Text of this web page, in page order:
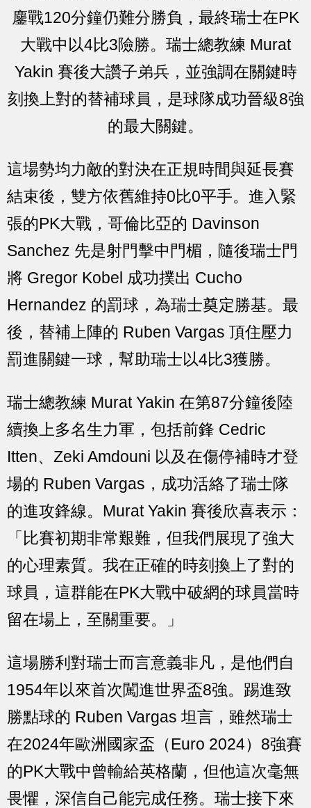
鏖戰120分鐘仍難分勝負，最終瑞士在PK
大戰中以4比3險勝。瑞士總教練 Murat
Yakin 賽後大讚子弟兵，並強調在關鍵時
刻換上對的替補球員，是球隊成功晉級8強
的最大關鍵。
這場勢均力敵的對決在正規時間與延長賽
結束後，雙方依舊維持0比0平手。進入緊
張的PK大戰，哥倫比亞的 Davinson
Sanchez 先是射門擊中門楣，隨後瑞士門
將 Gregor Kobel 成功撲出 Cucho
Hernandez 的罰球，為瑞士奠定勝基。最
後，替補上陣的 Ruben Vargas 頂住壓力
罰進關鍵一球，幫助瑞士以4比3獲勝。
瑞士總教練 Murat Yakin 在第87分鐘後陸
續換上多名生力軍，包括前鋒 Cedric
Itten、Zeki Amdouni 以及在傷停補時才登
場的 Ruben Vargas，成功活絡了瑞士隊
的進攻鋒線。Murat Yakin 賽後欣喜表示：
「比賽初期非常艱難，但我們展現了強大
的心理素質。我在正確的時刻換上了對的
球員，這群能在PK大戰中破網的球員當時
留在場上，至關重要。」
這場勝利對瑞士而言意義非凡，是他們自
1954年以來首次闖進世界盃8強。踢進致
勝點球的 Ruben Vargas 坦言，雖然瑞士
在2024年歐洲國家盃（Euro 2024）8強賽
的PK大戰中曾輸給英格蘭，但他這次毫無
畏懼，深信自己能完成任務。瑞士接下來